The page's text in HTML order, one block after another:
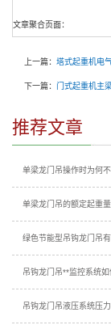
文章聚合页面：
上一篇： 塔式起重机电
下一篇： 门式起重机主
推荐文章
单梁龙门吊操作时为何
单梁龙门吊的额定起重
绿色节能型吊钩龙门吊
吊钩龙门吊**监控系统
吊钩龙门吊液压系统压